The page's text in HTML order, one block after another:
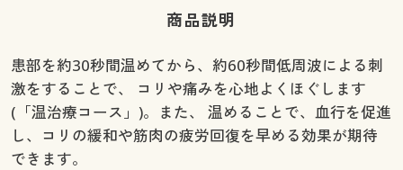
商品説明
患部を約30秒間温めてから、約60秒間低周波による刺
激をすることで、 コリや痛みを心地よくほぐします
(「温治療コース」)。また、 温めることで、血行を促進
し、コリの緩和や筋肉の疲労回復を早める効果が期待
できます。